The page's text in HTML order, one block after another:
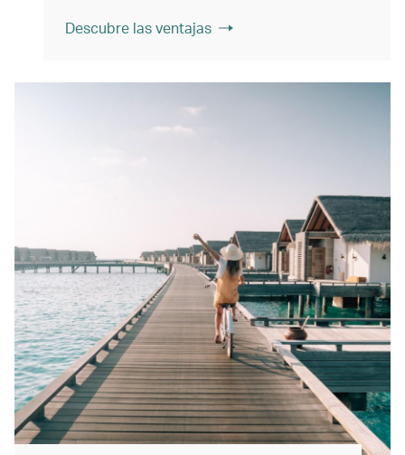
Descubre las ventajas